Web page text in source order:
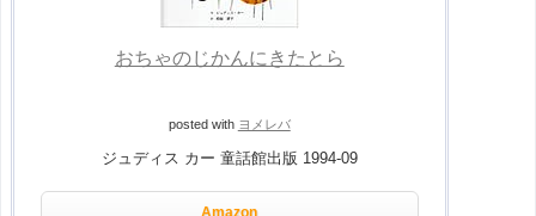
おちゃのじかんにきたとら
posted with ヨメレバ
ジュディス カー 童話館出版 1994-09